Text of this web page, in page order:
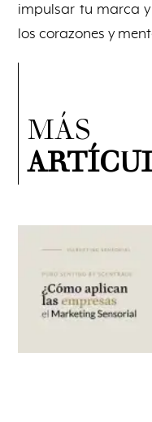
impulsar tu marca
los corazones y
MÁS